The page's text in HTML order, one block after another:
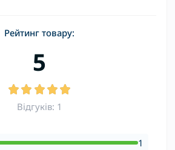
Рейтинг товару:
5
Відгуків: 1
1